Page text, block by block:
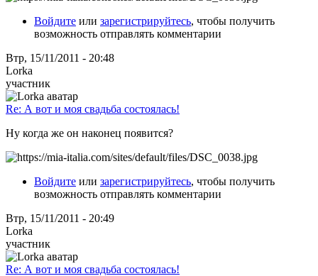
Войдите или зарегистрируйтесь, чтобы получить
возможность отправлять комментарии
Втр, 15/11/2011 - 20:48
Lorka
участник
Re: А вот и моя свадьба состоялась!
Ну когда же он наконец появится?
Войдите или зарегистрируйтесь, чтобы получить
возможность отправлять комментарии
Втр, 15/11/2011 - 20:49
Lorka
участник
Re: А вот и моя свадьба состоялась!